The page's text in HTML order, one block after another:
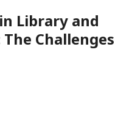
Library and
Challenges